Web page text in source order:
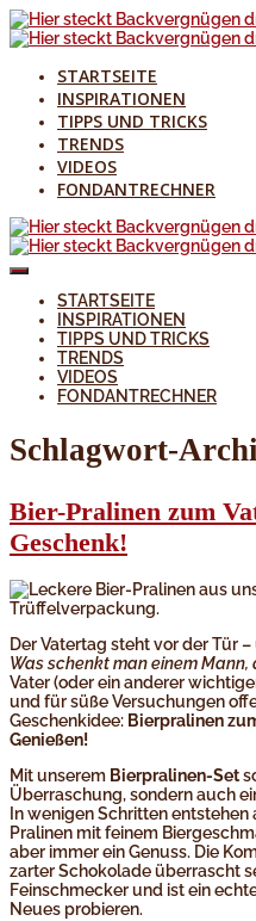
STARTSEITE
INSPIRATIONEN
TIPPS UND TRICKS
TRENDS
VIDEOS
FONDANTRECHNER
STARTSEITE
INSPIRATIONEN
TIPPS UND TRICKS
TRENDS
VIDEOS
FONDANTRECHNER
Schlagwort-
Bier-Pralinen zum
Geschenk!
Der Vatertag steht vor der Tür
Was schenkt man einem
Vater (oder ein anderer
und für süße Versuchungen
Geschenkidee: Bierpralinen
Genießen!
Mit unserem Bierpralinen-Set
Überraschung, sondern auch
In wenigen Schritten
Pralinen mit feinem
aber immer ein Genuss. Die
zarter Schokolade überrascht
Feinschmecker und ist ein
Neues probieren.